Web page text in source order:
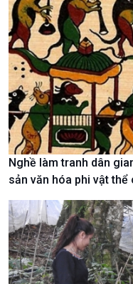
Kinh tế
Tin Kinh tế
Trước giờ mở cửa
Dòng chảy Kinh tế
Sức sống hàng Việt
Khởi nghiệp
Tuyên chiến với gian lận
thương mại
Nghề làm tranh dân
sản văn hóa phi vật thể